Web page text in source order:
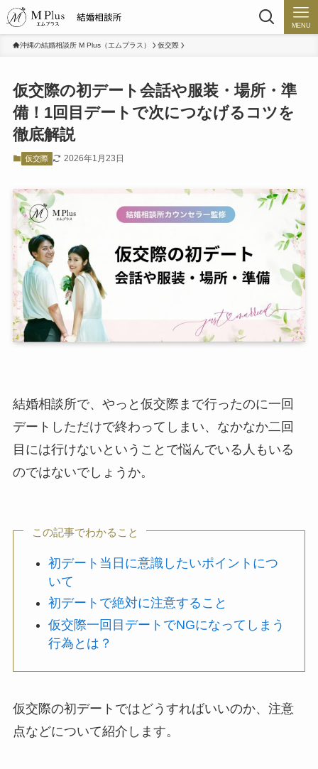
MENU
沖縄の結婚相談所 M Plus（エムプラス） 仮交際
仮交際の初デート会話や服装・場所・準
備！1回目デートで次につなげるコツを
徹底解説
仮交際 2026年1月23日
結婚相談所で、やっと仮交際まで行ったのに一回
デートしただけで終わってしまい、なかなか二回
目には行けないということで悩んでいる人もいる
のではないでしょうか。
この記事でわかること
初デート当日に意識したいポイントにつ
いて
初デートで絶対に注意すること
仮交際一回目デートでNGになってしまう
行為とは？
仮交際の初デートではどうすればいいのか、注意
点などについて紹介します。